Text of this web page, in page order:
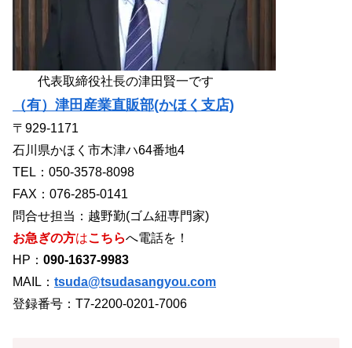
代表取締役社長の津田賢一です
（有）津田産業直販部(かほく支店)
〒929-1171
石川県かほく市木津ハ64番地4
TEL：050-3578-8098
FAX：076-285-0141
問合せ担当：越野勤(ゴム紐専門家)
お急ぎの方はこちらへ電話を！
HP： 090-1637-9983
MAIL： tsuda@tsudasangyou.com
登録番号：T7-2200-0201-7006